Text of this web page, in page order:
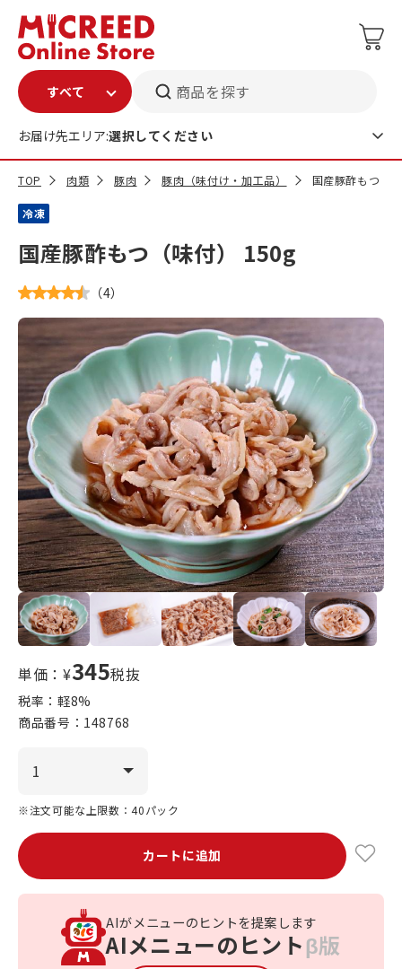
商品を探す
お届け先エリア:選択してください
TOP 肉類 豚肉 豚肉（味付け・加工品） 国産豚酢もつ（
冷凍
国産豚酢もつ（味付） 150g
（4）
単価：¥345税抜
税率：軽8%
商品番号： 148768
※注文可能な上限数：40パック
カートに追加
AIがメニューのヒントを提案します
AIメニューのヒントβ版